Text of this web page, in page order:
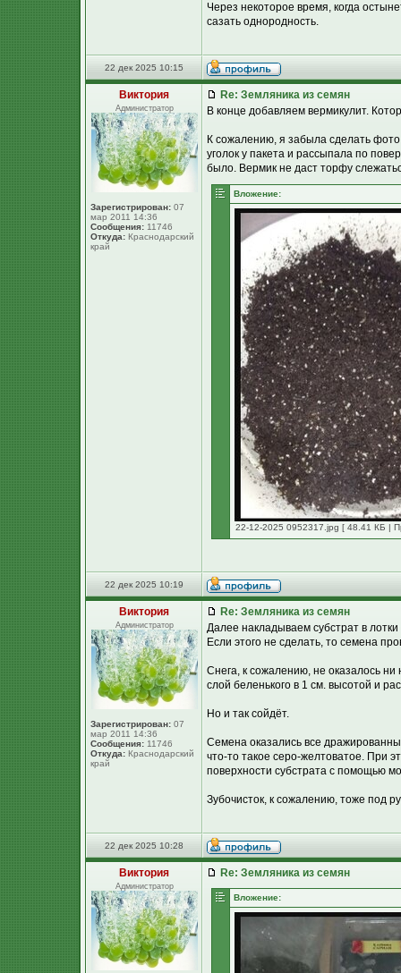
Через некоторое время, когда
сазать однородность.
22 дек 2025 10:15
Виктория
Администратор
Зарегистрирован: 07
мар 2011 14:36
Сообщения: 11746
Откуда: Краснодарский
край
Re: Земляника из семян
В конце добавляем вермикулит.
К сожалению, я забыла сделать фото
уголок у пакета и рассыпала по
было. Вермик не даст торфу
Вложение:
22-12-2025 0952317.jpg [ 48.41 КБ |
22 дек 2025 10:19
Виктория
Администратор
Зарегистрирован: 07
мар 2011 14:36
Сообщения: 11746
Откуда: Краснодарский
край
Re: Земляника из семян
Далее накладываем субстрат в
Если этого не сделать, то семена
Снега, к сожалению, не оказалось
слой беленького в 1 см. высотой и
Но и так сойдёт.
Семена оказались все
что-то такое серо-желтоватое. При
поверхности субстрата с помощью
Зубочисток, к сожалению, тоже под
22 дек 2025 10:28
Виктория
Администратор
Re: Земляника из семян
Вложение: